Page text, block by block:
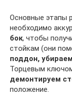
Основные этапы
необходимо
бок, чтобы
стойкам (они
поддон,
Торцевым
демонтируем
положение.